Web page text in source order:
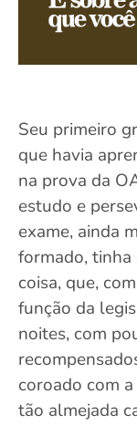
Seu primeiro
que havia
na prova da
estudo e
exame, ainda
formado,
coisa, que,
função da
noites, com
coroado com
tão almejada